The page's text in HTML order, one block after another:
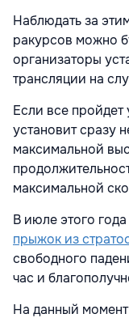
Наблюдать за
ракурсов можно
организаторы
трансляции на
Если все пройдет
установит сразу
максимальной
максимальной
В июле этого
прыжок из
свободного
час и
На данный